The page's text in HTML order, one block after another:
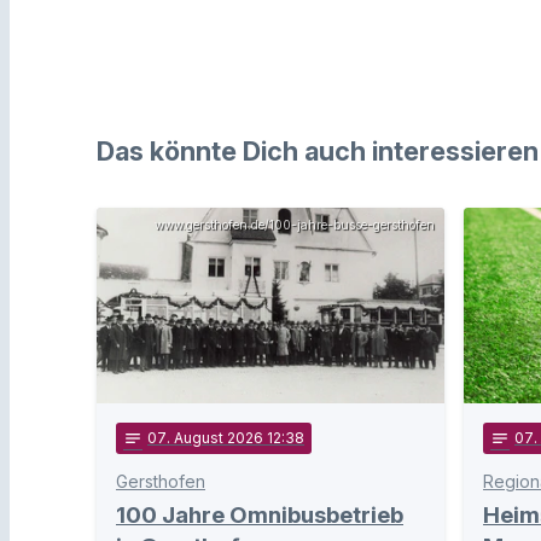
Das könnte Dich auch interessieren
www.gersthofen.de/100-jahre-busse-gersthofen
notes 07. August 2026 12:38
Gersthofen
100 Jahre Omnibusbetrieb
notes 07